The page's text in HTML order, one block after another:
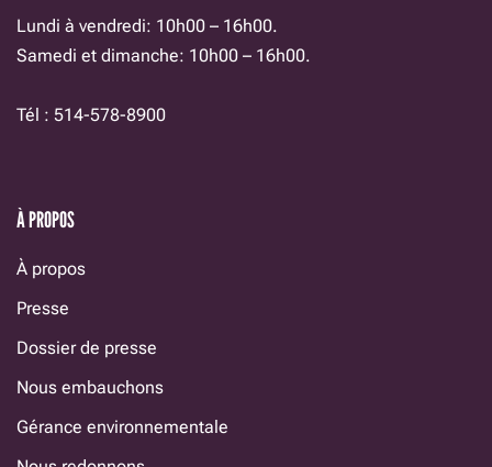
Lundi à vendredi: 10h00 – 16h00.
Samedi et dimanche: 10h00 – 16h00.
Tél : 514-578-8900
À PROPOS
À propos
Presse
Dossier de presse
Nous embauchons
Gérance environnementale